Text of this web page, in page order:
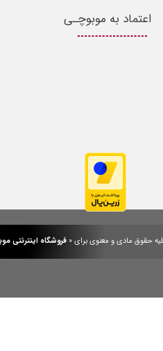
حقوق مادی و معنوی برای «فروشگاه اینترنتی
اعتماد به موبوچـی